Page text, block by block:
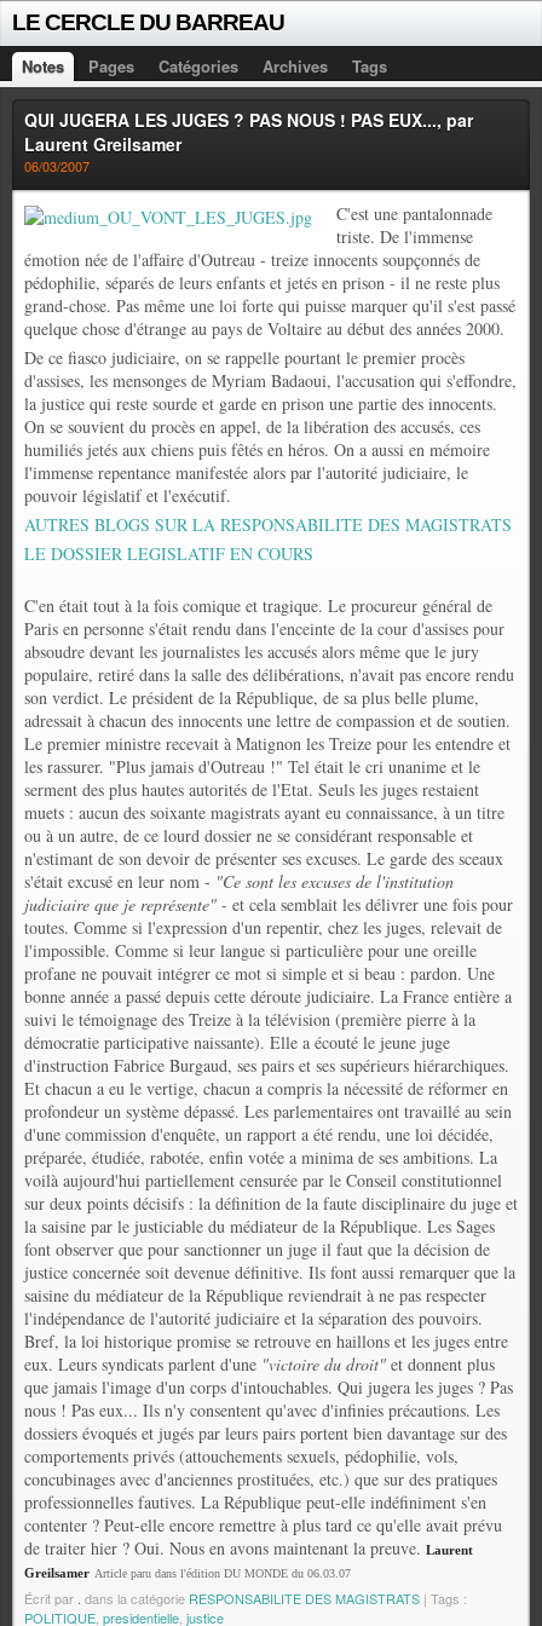
LE CERCLE DU BARREAU
Notes Pages Catégories Archives Tags
QUI JUGERA LES JUGES ? PAS NOUS ! PAS EUX..., par
Laurent Greilsamer
06/03/2007
C'est une pantalonnade
triste. De l'immense
émotion née de l'affaire d'Outreau - treize innocents soupçonnés de
pédophilie, séparés de leurs enfants et jetés en prison - il ne reste plus
grand-chose. Pas même une loi forte qui puisse marquer qu'il s'est passé
quelque chose d'étrange au pays de Voltaire au début des années 2000.
De ce fiasco judiciaire, on se rappelle pourtant le premier procès
d'assises, les mensonges de Myriam Badaoui, l'accusation qui s'effondre,
la justice qui reste sourde et garde en prison une partie des innocents.
On se souvient du procès en appel, de la libération des accusés, ces
humiliés jetés aux chiens puis fêtés en héros. On a aussi en mémoire
l'immense repentance manifestée alors par l'autorité judiciaire, le
pouvoir législatif et l'exécutif.
AUTRES BLOGS SUR LA RESPONSABILITE DES MAGISTRATS
LE DOSSIER LEGISLATIF EN COURS
C'en était tout à la fois comique et tragique. Le procureur général de
Paris en personne s'était rendu dans l'enceinte de la cour d'assises pour
absoudre devant les journalistes les accusés alors même que le jury
populaire, retiré dans la salle des délibérations, n'avait pas encore rendu
son verdict. Le président de la République, de sa plus belle plume,
adressait à chacun des innocents une lettre de compassion et de soutien.
Le premier ministre recevait à Matignon les Treize pour les entendre et
les rassurer. "Plus jamais d'Outreau !" Tel était le cri unanime et le
serment des plus hautes autorités de l'Etat. Seuls les juges restaient
muets : aucun des soixante magistrats ayant eu connaissance, à un titre
ou à un autre, de ce lourd dossier ne se considérant responsable et
n'estimant de son devoir de présenter ses excuses. Le garde des sceaux
s'était excusé en leur nom - "Ce sont les excuses de l'institution
judiciaire que je représente" - et cela semblait les délivrer une fois pour
toutes. Comme si l'expression d'un repentir, chez les juges, relevait de
l'impossible. Comme si leur langue si particulière pour une oreille
profane ne pouvait intégrer ce mot si simple et si beau : pardon. Une
bonne année a passé depuis cette déroute judiciaire. La France entière a
suivi le témoignage des Treize à la télévision (première pierre à la
démocratie participative naissante). Elle a écouté le jeune juge
d'instruction Fabrice Burgaud, ses pairs et ses supérieurs hiérarchiques.
Et chacun a eu le vertige, chacun a compris la nécessité de réformer en
profondeur un système dépassé. Les parlementaires ont travaillé au sein
d'une commission d'enquête, un rapport a été rendu, une loi décidée,
préparée, étudiée, rabotée, enfin votée a minima de ses ambitions. La
voilà aujourd'hui partiellement censurée par le Conseil constitutionnel
sur deux points décisifs : la définition de la faute disciplinaire du juge et
la saisine par le justiciable du médiateur de la République. Les Sages
font observer que pour sanctionner un juge il faut que la décision de
justice concernée soit devenue définitive. Ils font aussi remarquer que la
saisine du médiateur de la République reviendrait à ne pas respecter
l'indépendance de l'autorité judiciaire et la séparation des pouvoirs.
Bref, la loi historique promise se retrouve en haillons et les juges entre
eux. Leurs syndicats parlent d'une "victoire du droit" et donnent plus
que jamais l'image d'un corps d'intouchables. Qui jugera les juges ? Pas
nous ! Pas eux... Ils n'y consentent qu'avec d'infinies précautions. Les
dossiers évoqués et jugés par leurs pairs portent bien davantage sur des
comportements privés (attouchements sexuels, pédophilie, vols,
concubinages avec d'anciennes prostituées, etc.) que sur des pratiques
professionnelles fautives. La République peut-elle indéfiniment s'en
contenter ? Peut-elle encore remettre à plus tard ce qu'elle avait prévu
de traiter hier ? Oui. Nous en avons maintenant la preuve. Laurent
Greilsamer Article paru dans l'édition DU MONDE du 06.03.07
Écrit par dans la catégorie RESPONSABILITE DES MAGISTRATS | Tags :
POLITIQUE presidentielle justice